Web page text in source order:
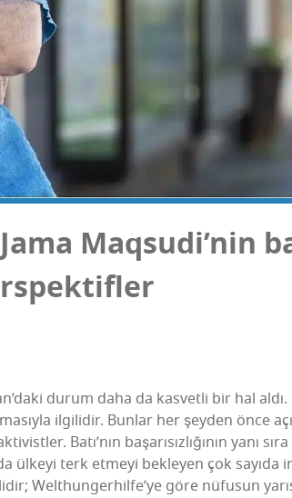
Maq­su­di­’­nin
durum daha da kas­vet­li bir hal
ilgi­li­dir. Bun­lar her şey­den önce
Batı­’­nın başa­rı­sız­lı­ğı­nın yanı
ülke­yi terk etme­yi bek­le­yen çok sayı­da
Welt­hun­ger­hil­fe­’­ye göre nüfu­sun